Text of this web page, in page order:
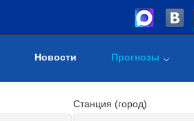
Новости Прогнозы
Станция (город)